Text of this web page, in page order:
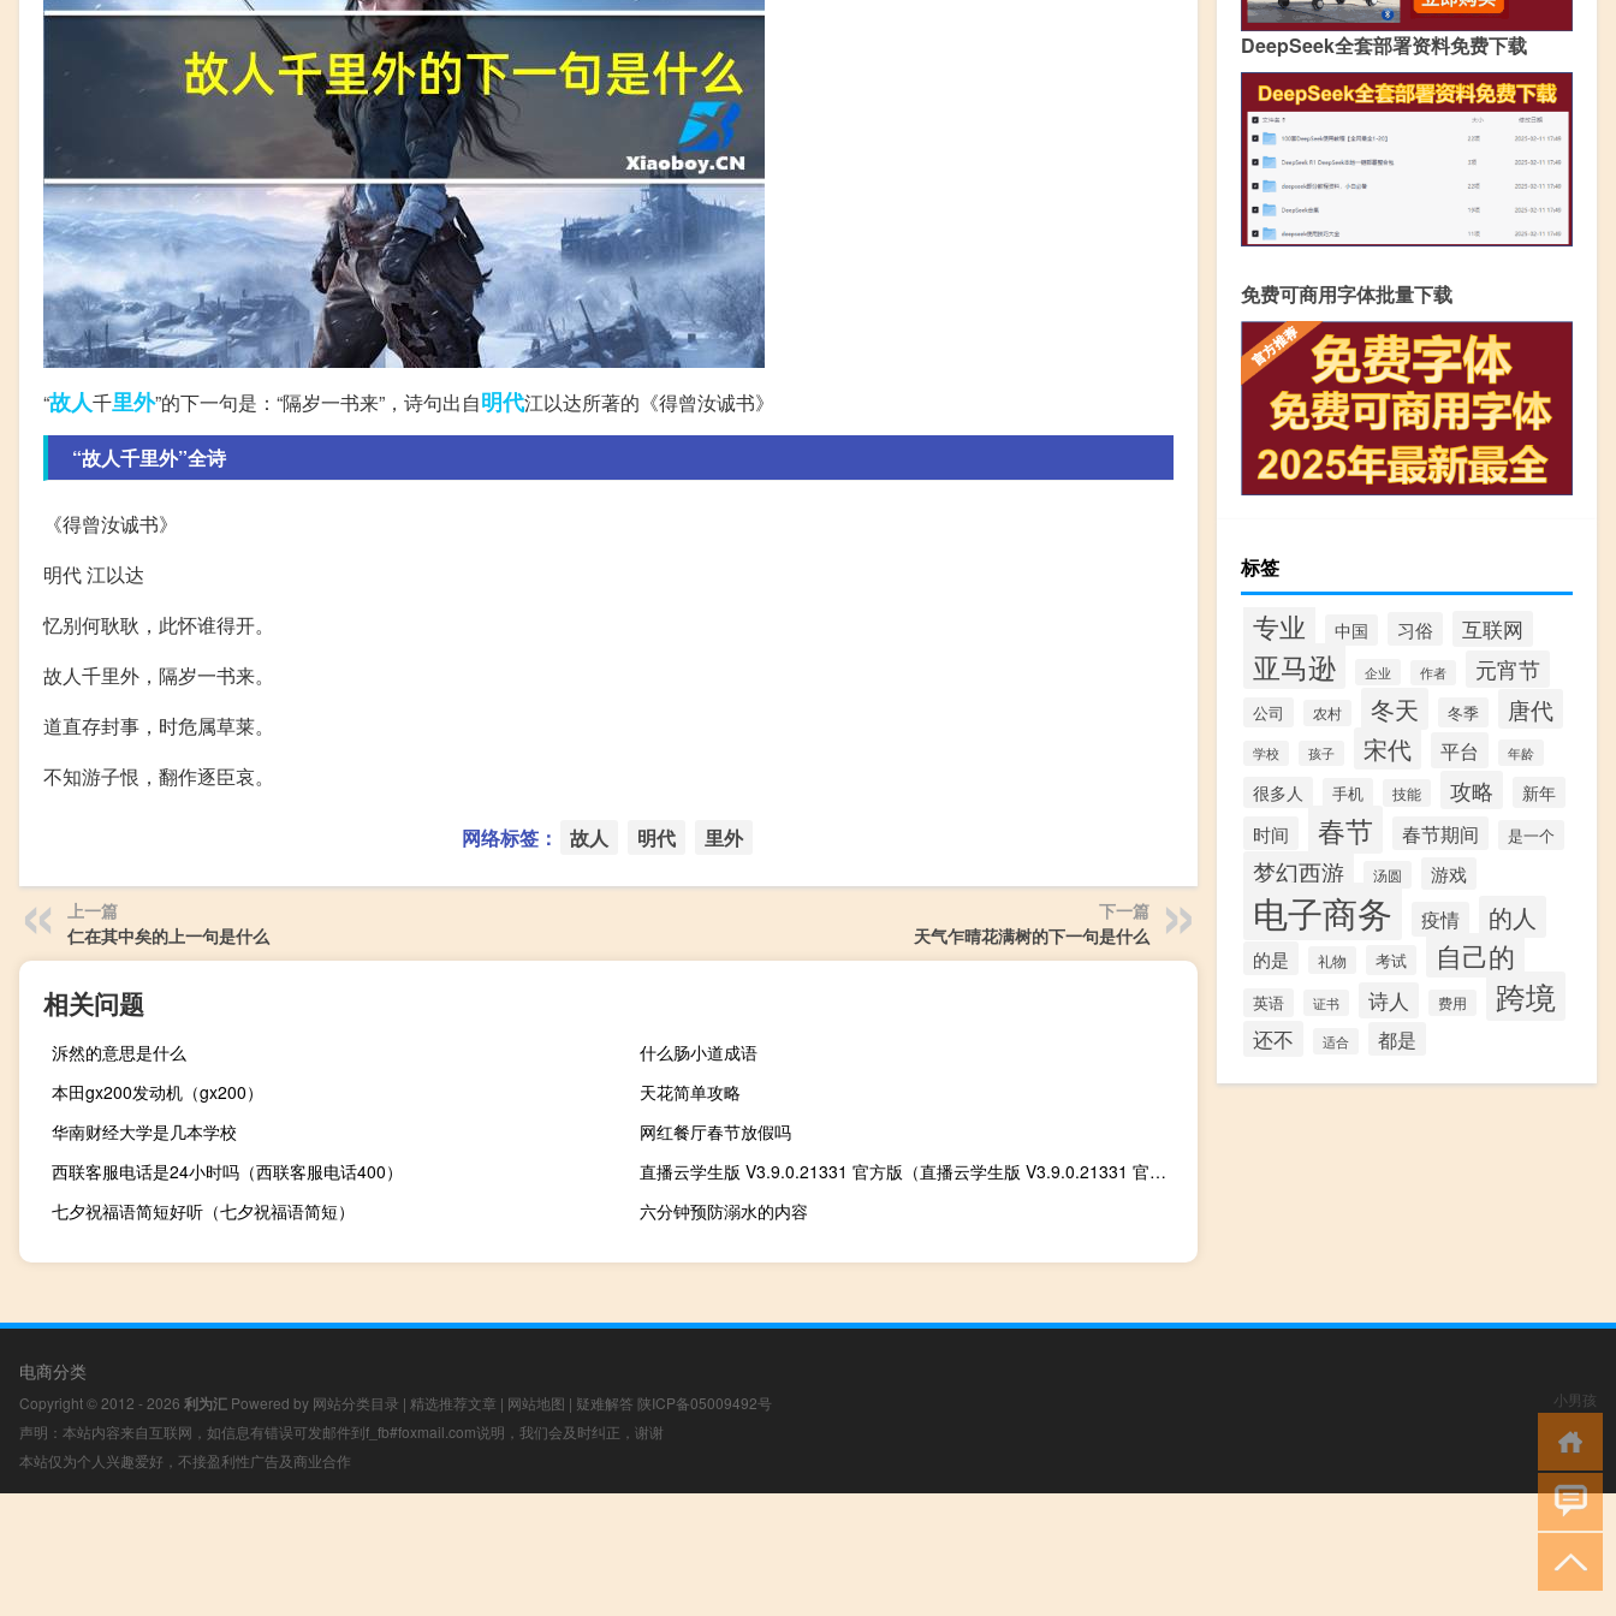
“故人千里外”的下一句是：“隔岁一书来”，诗句出自明代江以达所著的《得曾汝诚书》
“故人千里外”全诗
《得曾汝诚书》
明代 江以达
忆别何耿耿，此怀谁得开。
故人千里外，隔岁一书来。
道直存封事，时危属草莱。
不知游子恨，翻作逐臣哀。
网络标签： 故人 明代 里外
上一篇
仁在其中矣的上一句是什么
下一篇
天气乍晴花满树的下一句是什么
相关问题
泝然的意思是什么
什么肠小道成语
本田gx200发动机（gx200）
天花简单攻略
华南财经大学是几本学校
网红餐厅春节放假吗
西联客服电话是24小时吗（西联客服电话400）
直播云学生版 V3.9.0.21331 官方版（直播云学生版 V3.9.0.21331 官方版功能简介）
七夕祝福语简短好听（七夕祝福语简短）
六分钟预防溺水的内容
DeepSeek全套部署资料免费下载
免费可商用字体批量下载
标签
专业 中国 习俗 互联网
亚马逊 企业 作者 元宵节
公司 农村 冬天 冬季 唐代
学校 孩子 宋代 平台 年龄
很多人 手机 技能 攻略 新年
时间 春节 春节期间 是一个
梦幻西游 汤圆 游戏
电子商务 疫情 的人
的是 礼物 考试 自己的
英语 证书 诗人 费用 跨境
还不 适合 都是
电商分类
Copyright © 2012 - 2026 利为汇 Powered by 网站分类目录 | 精选推荐文章 | 网站地图 | 疑难解答 陕ICP备05009492号
声明：本站内容来自互联网，如信息有错误可发邮件到f_fb#foxmail.com说明，我们会及时纠正，谢谢
本站仅为个人兴趣爱好，不接盈利性广告及商业合作
小男孩